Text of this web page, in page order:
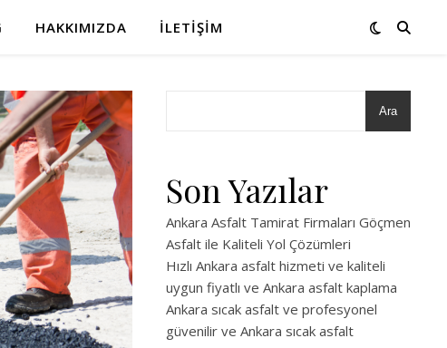
HAKKIMIZDA İLETIŞIM
Ara
Son Yazılar
Ankara Asfalt Tamirat Firmaları Göçmen
Asfalt ile Kaliteli Yol Çözümleri
Hızlı Ankara asfalt hizmeti ve kaliteli
uygun fiyatlı ve Ankara asfalt kaplama
Ankara sıcak asfalt ve profesyonel
güvenilir ve Ankara sıcak asfalt